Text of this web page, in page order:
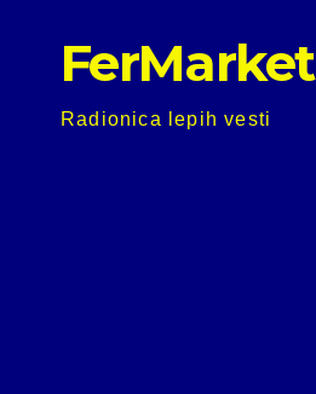
FerMarket
Radionica lepih vesti